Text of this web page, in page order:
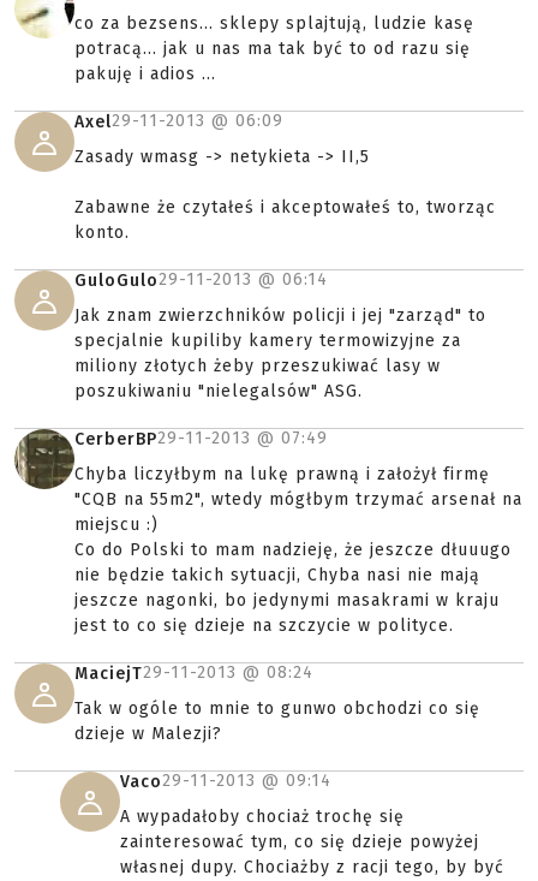
co za bezsens... sklepy splajtują, ludzie kasę
potracą... jak u nas ma tak być to od razu się
pakuję i adios ...
Axel29-11-2013 @ 06:09
Zasady wmasg -> netykieta -> II,5
Zabawne że czytałeś i akceptowałeś to, tworząc
konto.
GuloGulo29-11-2013 @ 06:14
Jak znam zwierzchników policji i jej "zarząd" to
specjalnie kupiliby kamery termowizyjne za
miliony złotych żeby przeszukiwać lasy w
poszukiwaniu "nielegalsów" ASG.
CerberBP29-11-2013 @ 07:49
Chyba liczyłbym na lukę prawną i założył firmę
"CQB na 55m2", wtedy mógłbym trzymać arsenał na
miejscu :)
Co do Polski to mam nadzieję, że jeszcze dłuuugo
nie będzie takich sytuacji, Chyba nasi nie mają
jeszcze nagonki, bo jedynymi masakrami w kraju
jest to co się dzieje na szczycie w polityce.
MaciejT29-11-2013 @ 08:24
Tak w ogóle to mnie to gunwo obchodzi co się
dzieje w Malezji?
Vaco29-11-2013 @ 09:14
A wypadałoby chociaż trochę się
zainteresować tym, co się dzieje powyżej
własnej dupy. Chociażby z racji tego, by być